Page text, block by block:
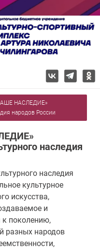
НАСЛЕДИЕ»
народов России
наследия
наследия
культурное
искусства,
и
к поколению,
разных народов